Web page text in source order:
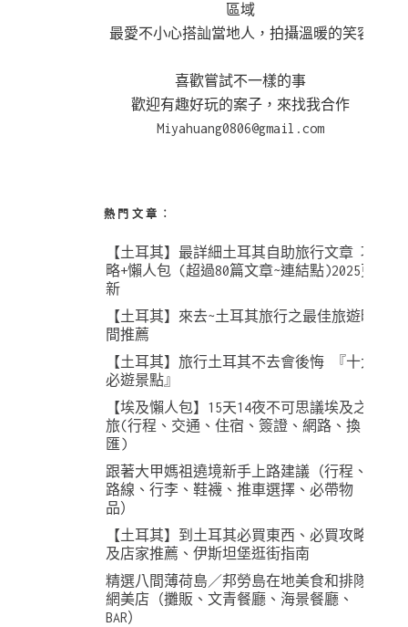
區域
最愛不小心搭訕當地人，拍攝溫暖的笑容
喜歡嘗試不一樣的事
歡迎有趣好玩的案子，來找我合作
Miyahuang0806@gmail.com
熱門文章︰
【土耳其】最詳細土耳其自助旅行文章 攻
略+懶人包 (超過80篇文章~連結點)2025更
新
【土耳其】來去~土耳其旅行之最佳旅遊時
間推薦
【土耳其】旅行土耳其不去會後悔 『十大
必遊景點』
【埃及懶人包】15天14夜不可思議埃及之
旅(行程、交通、住宿、簽證、網路、換
匯)
跟著大甲媽祖遶境新手上路建議（行程、
路線、行李、鞋襪、推車選擇、必帶物
品）
【土耳其】到土耳其必買東西、必買攻略
及店家推薦、伊斯坦堡逛街指南
精選八間薄荷島／邦勞島在地美食和排隊
網美店（攤販、文青餐廳、海景餐廳、
BAR）